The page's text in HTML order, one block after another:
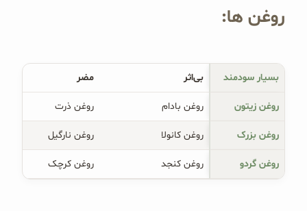
روغن‌ ها:
بسیار سودمند بی‌اثر مضر
روغن زیتون روغن بادام روغن ذرت
روغن بزرک روغن کانولا روغن نارگیل
روغن گردو روغن کنجد روغن کرچک